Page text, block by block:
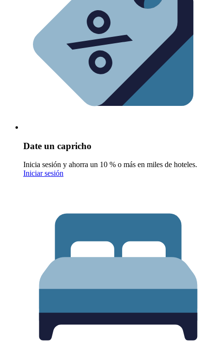
Date un capricho
Inicia sesión y ahorra un 10 % o más en miles de hoteles.
Iniciar sesión